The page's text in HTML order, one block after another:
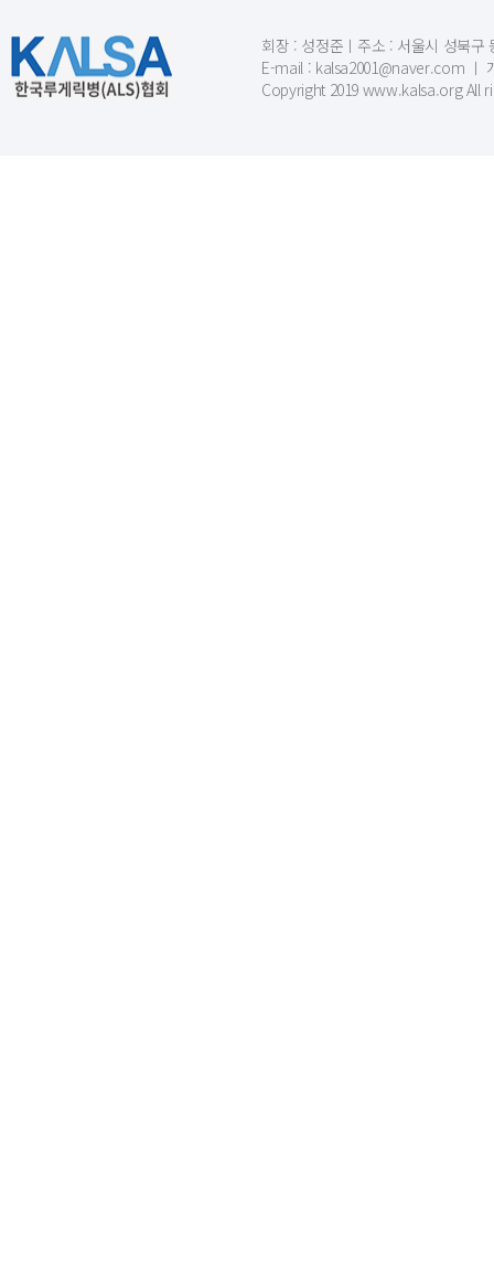
회장 : 성정준ㅣ주소 : 서울시 성북구
E-mail : kalsa2001@naver.com ㅣ
Copyright 2019 www.kalsa.org All